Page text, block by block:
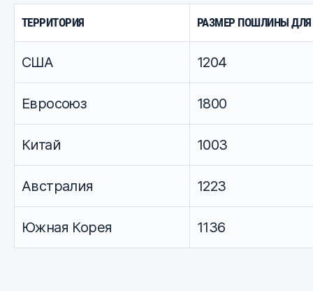
ТЕРРИТОРИЯ РАЗМЕР ПОШЛИНЫ ДЛЯ
США 1204
Евросоюз 1800
Китай 1003
Австралия 1223
Южная Корея 1136